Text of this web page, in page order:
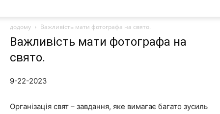
додому
Важливість мати фотографа на свято.
Важливість мати фотографа на
свято.
9-22-2023
Організація свят – завдання, яке вимагає багато зусиль